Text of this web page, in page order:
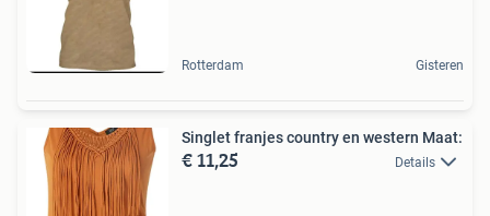
Rotterdam Gisteren
Singlet franjes country en western Maat:
€ 11,25 Details